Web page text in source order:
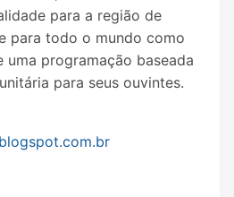
para a região de
para todo o mundo como
uma programação baseada
para seus ouvintes.